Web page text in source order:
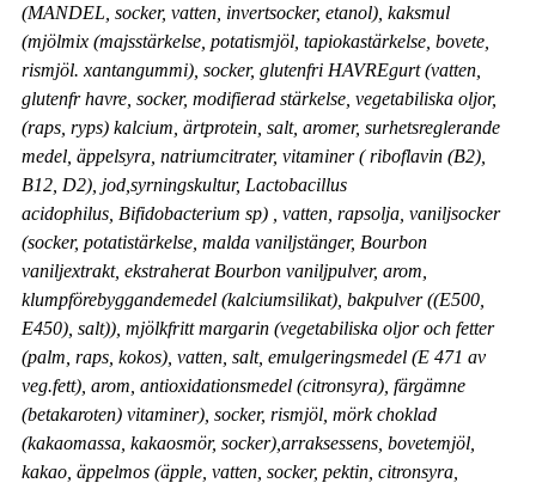
(MANDEL, socker, vatten, invertsocker, etanol), kaksmul
(mjölmix (majsstärkelse, potatismjöl, tapiokastärkelse, bovete,
rismjöl. xantangummi), socker, glutenfri HAVREgurt (vatten,
glutenfr havre, socker, modifierad stärkelse, vegetabiliska oljor,
(raps, ryps) kalcium, ärtprotein, salt, aromer, surhetsreglerande
medel, äppelsyra, natriumcitrater, vitaminer ( riboflavin (B2),
B12, D2), jod,syrningskultur, Lactobacillus
acidophilus, Bifidobacterium sp) , vatten, rapsolja, vaniljsocker
(socker, potatistärkelse, malda vaniljstänger, Bourbon
vaniljextrakt, ekstraherat Bourbon vaniljpulver, arom,
klumpförebyggandemedel (kalciumsilikat), bakpulver ((E500,
E450), salt)), mjölkfritt margarin (vegetabiliska oljor och fetter
(palm, raps, kokos), vatten, salt, emulgeringsmedel (E 471 av
veg.fett), arom, antioxidationsmedel (citronsyra), färgämne
(betakaroten) vitaminer), socker, rismjöl, mörk choklad
(kakaomassa, kakaosmör, socker),arraksessens, bovetemjöl,
kakao, äppelmos (äpple, vatten, socker, pektin, citronsyra,